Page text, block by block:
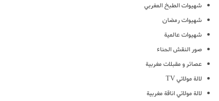
شهيوات الطبخ المغربي
شهيوات رمضان
شهيوات عالمية
صور النقش الحناء
عصائر و مقبلات مغربية
لالة مولاتي TV
لالة مولاتي اناقة مغربية